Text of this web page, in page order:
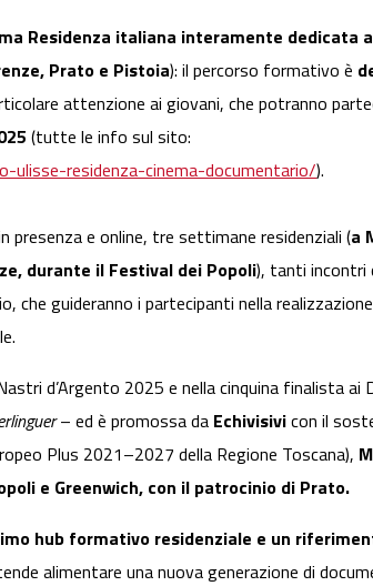
Residenza italiana interamente dedicata
Prato e Pistoia): il percorso formativo è
attenzione ai giovani, che potranno
(tutte le info sul sito:
residenza-cinema-documentario/).
presenza e online, tre settimane residenziali (a
durante il Festival dei Popoli), tanti incontri
che guideranno i partecipanti nella
d’Argento 2025 e nella cinquina finalista ai
– ed è promossa da Echivisivicon il
Plus 2021–2027 della Regione Toscana),
e Greenwich, con il patrocinio di Prato.
hub formativo residenziale e un
alimentare una nuova generazione di